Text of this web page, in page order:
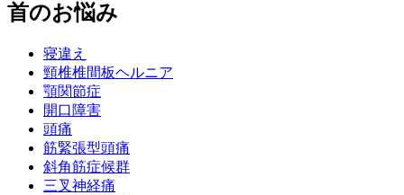
首のお悩み
寝違え
頸椎椎間板ヘルニア
顎関節症
開口障害
頭痛
筋緊張型頭痛
斜角筋症候群
三叉神経痛